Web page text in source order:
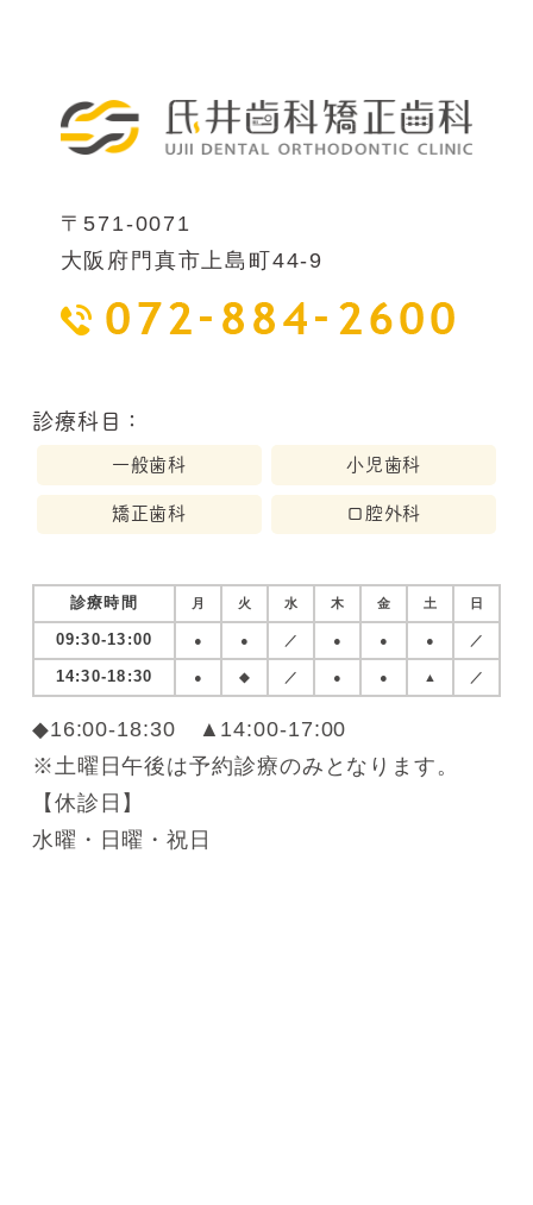
〒571-0071
大阪府門真市上島町44-9
診療科目：
一般歯科 小児歯科
矯正歯科 口腔外科
診療時間 月 火 水 木 金 土 日
09:30-13:00 ● ● ／ ● ● ● ／
14:30-18:30 ● ◆ ／ ● ● ▲ ／
◆16:00-18:30 ▲14:00-17:00
※土曜日午後は予約診療のみとなります。
【休診日】
水曜・日曜・祝日